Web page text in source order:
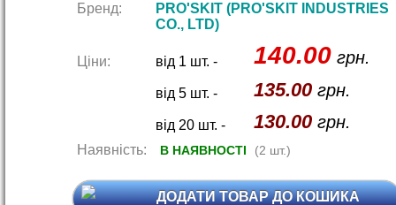
Бренд:
PRO'SKIT (PRO'SKIT INDUSTRIES
CO., LTD)
Ціни: від 1 шт. - 140.00грн.
від 5 шт. - 135.00грн.
від 20 шт. - 130.00грн.
Наявність: В НАЯВНОСТІ (2 шт.)
ДОДАТИ ТОВАР ДО КОШИКА